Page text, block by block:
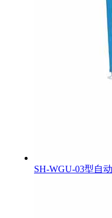
SH-WGU-03型自